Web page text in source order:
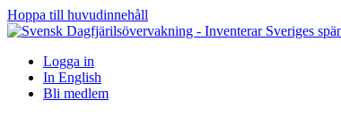
Hoppa till huvudinnehåll
Logga in
In English
Bli medlem